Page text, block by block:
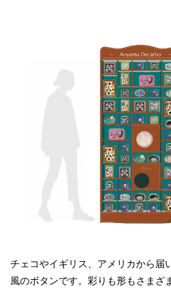
チェコやイギリス、アメリカから届
風のボタンです。彩りも形もさまざ